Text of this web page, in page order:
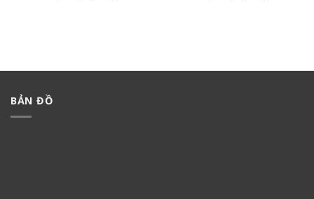
BẢN ĐỒ